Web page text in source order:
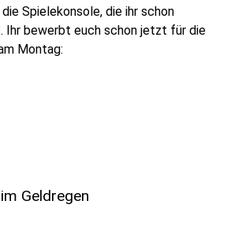
Spielekonsole, die ihr schon
Ihr bewerbt euch schon jetzt für die
Montag:​​​​​​​
Geldregen